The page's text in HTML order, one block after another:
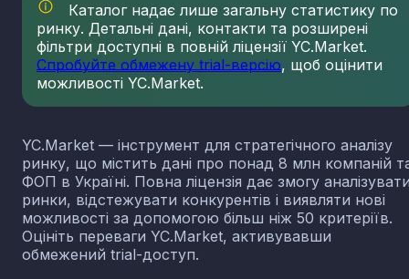
Каталог надає лише загальну статистику по
ринку. Детальні дані, контакти та розширені
фільтри доступні в повній ліцензії YC.Market.
Спробуйте обмежену trial-версію, щоб оцінити
можливості YC.Market.
YC.Market — інструмент для стратегічного аналізу
ринку, що містить дані про понад 8 млн компаній
ФОП в Україні. Повна ліцензія дає змогу
ринки, відстежувати конкурентів і виявляти нові
можливості за допомогою більш ніж 50 критеріїв.
Оцініть переваги YC.Market, активувавши
обмежений trial-доступ.